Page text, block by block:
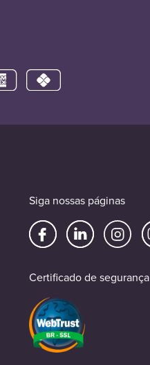
Siga nossas páginas
Certificado de segurança